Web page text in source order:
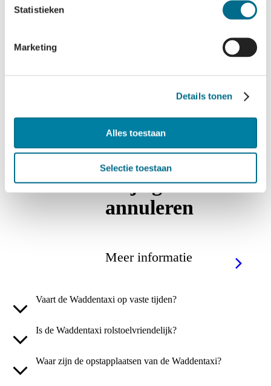
Statistieken
Marketing
Details tonen
Alles toestaan
Selectie toestaan
Mee aan boord
Wijzigen en
annuleren
Meer informatie
Vaart de Waddentaxi op vaste tijden?
Is de Waddentaxi rolstoelvriendelijk?
Waar zijn de opstapplaatsen van de Waddentaxi?